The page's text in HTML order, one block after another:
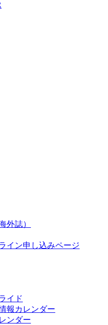
外誌）
イン申し込みページ
イド
報カレンダー
ンダー